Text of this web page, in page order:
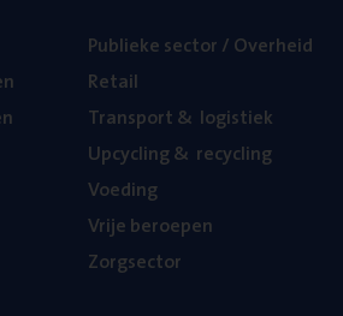
Publie­ke sec­tor / Overheid
Retail
Trans­port& logistiek
Upcy­cling& recycling
Voe­ding
Vrije beroe­pen
Zorg­sec­tor